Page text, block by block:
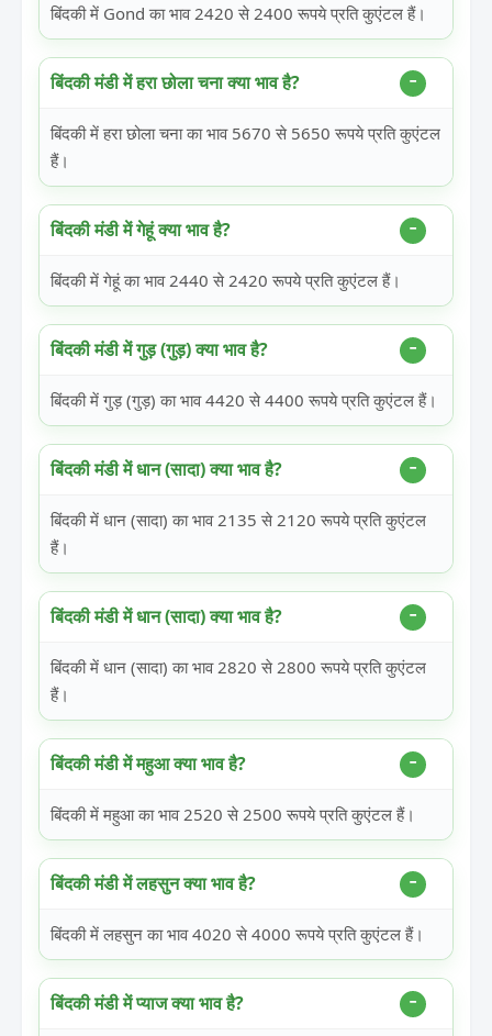
बिंदकी में Gond का भाव 2420 से 2400 रूपये प्रति कुएंटल हैं।
बिंदकी मंडी में हरा छोला चना क्या भाव है?
बिंदकी में हरा छोला चना का भाव 5670 से 5650 रूपये प्रति कुएंटल
हैं।
बिंदकी मंडी में गेहूं क्या भाव है?
बिंदकी में गेहूं का भाव 2440 से 2420 रूपये प्रति कुएंटल हैं।
बिंदकी मंडी में गुड़ (गुड़) क्या भाव है?
बिंदकी में गुड़ (गुड़) का भाव 4420 से 4400 रूपये प्रति कुएंटल हैं।
बिंदकी मंडी में धान (सादा) क्या भाव है?
बिंदकी में धान (सादा) का भाव 2135 से 2120 रूपये प्रति कुएंटल
हैं।
बिंदकी मंडी में धान (सादा) क्या भाव है?
बिंदकी में धान (सादा) का भाव 2820 से 2800 रूपये प्रति कुएंटल
हैं।
बिंदकी मंडी में महुआ क्या भाव है?
बिंदकी में महुआ का भाव 2520 से 2500 रूपये प्रति कुएंटल हैं।
बिंदकी मंडी में लहसुन क्या भाव है?
बिंदकी में लहसुन का भाव 4020 से 4000 रूपये प्रति कुएंटल हैं।
बिंदकी मंडी में प्याज क्या भाव है?